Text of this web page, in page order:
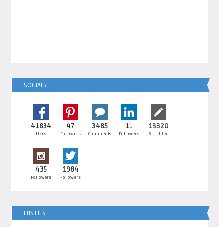
SOCIALS
41834
Likes
47
Followers
3485
Comments
11
Followers
13320
Berichten
435
Followers
1984
Followers
LIJSTJES